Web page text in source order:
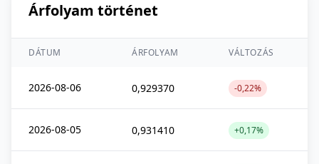
Árfolyam történet
DÁTUM ÁRFOLYAM VÁLTOZÁS
2026-08-06 0,929370 -0,22%
2026-08-05 0,931410 +0,17%